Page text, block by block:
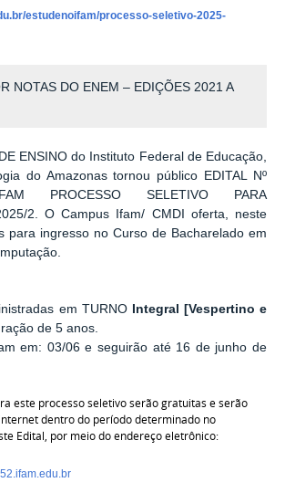
estudenoifam/processo-seletivo-2025-
NOTAS DO ENEM – EDIÇÕES 2021 A
ENSINO do Instituto Federal de Educação,
do Amazonas tornou público EDITAL Nº
IFAM
PROCESSO SELETIVO PARA
2. O Campus Ifam/ CMDI oferta, neste
para ingresso no Curso de Bacharelado em
em TURNO
Integral [Vespertino e
de 5 anos.
em: 03/06 e seguirão até 16 de junho de
este processo seletivo serão gratuitas e serão
dentro do período determinado no
Edital, por meio do endereço eletrônico: